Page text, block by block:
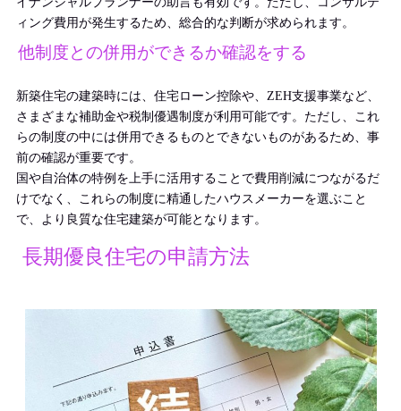
ィング費用が発生するため、総合的な判断が求められます。
他制度との併用ができるか確認をする
新築住宅の建築時には、住宅ローン控除や、ZEH支援事業など、
さまざまな補助金や税制優遇制度が利用可能です。ただし、これ
らの制度の中には併用できるものとできないものがあるため、事
前の確認が重要です。
国や自治体の特例を上手に活用することで費用削減につながるだ
けでなく、これらの制度に精通したハウスメーカーを選ぶこと
で、より良質な住宅建築が可能となります。
長期優良住宅の申請方法